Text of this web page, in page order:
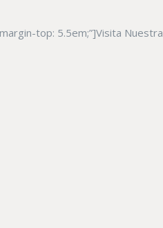
top: 5.5em;”]Visita Nuestra